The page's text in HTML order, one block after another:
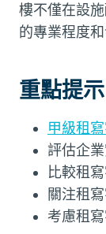
樓不僅在設
的專業程度
重點提示
甲級租
評估企
比較租
關注租
考慮租